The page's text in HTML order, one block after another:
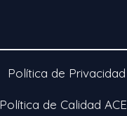
Política de Privacidad
Política de Calidad